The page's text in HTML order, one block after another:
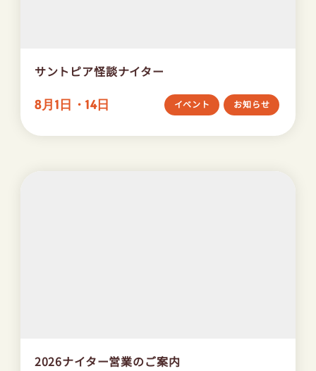
サントピア怪談ナイター
8月1日・14日 イベント お知らせ
2026ナイター営業のご案内